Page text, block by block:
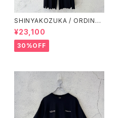
SHINYAKOZUKA / ORDINAR
Y HOME PANTALON(ISSUE
#8) / BLACK
¥23,100
30%OFF